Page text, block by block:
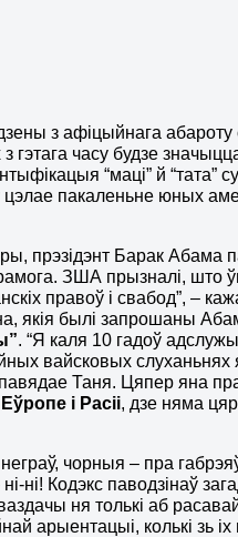
з афіцыйнага абароту
часу будзе
“маці” й “тата”
пакаленьне юных
прэзідэнт Барак Абама
ЗША прызналі,
правоў і свабод”, –
якія былі запрошаны
. “Я каля 10 гадоў
вайсковых слуханьнях
Таня. Цяпер яна
і Расіі, дзе няма
чорныя – пра габрэяў,
ні! Кодэкс паводзінаў
ня толькі аб
арыентацыі, колькі зь